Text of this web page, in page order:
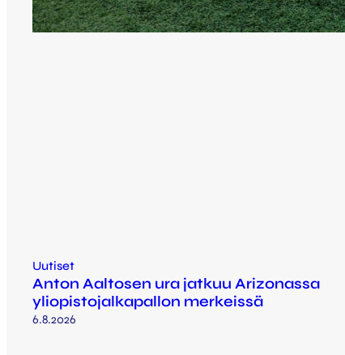
Uutiset
Anton Aaltosen ura jatkuu Arizonassa
yliopistojalkapallon merkeissä
6.8.2026